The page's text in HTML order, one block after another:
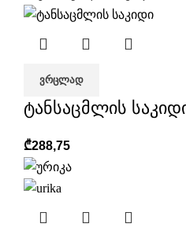
ᲕᲠᲪᲚᲐᲓ
ტანსაცმლის
₾288,75